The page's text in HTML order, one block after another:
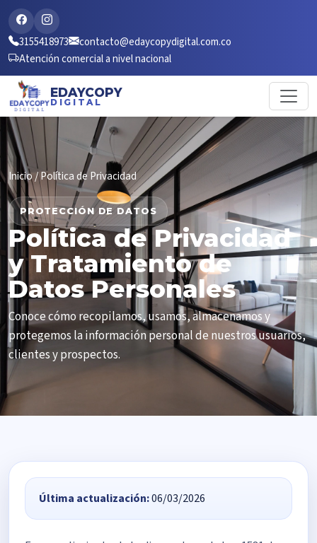
3155418973
contacto@edaycopydigital.com.co
Atención comercial a nivel nacional
EDAYCOPY
DIGITAL
Inicio/ Política de Privacidad
PROTECCIÓN DE DATOS
Política de Privacidad
y Tratamiento de
Datos Personales
Conoce cómo recopilamos, usamos, almacenamos y
protegemos la información personal de nuestros usuarios,
clientes y prospectos.
Última actualización:06/03/2026